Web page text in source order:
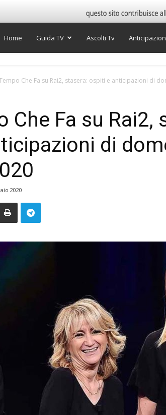
Super
Home Guida TV Ascolti Tv
Che Fa su Rai2, stasera: ospiti e anticipazioni di
Che Fa su Rai2,
di
2020